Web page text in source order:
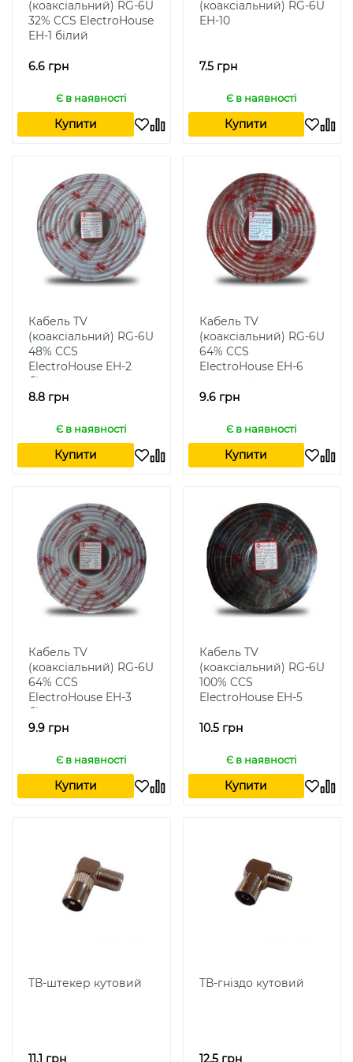
(коаксіальний) RG-6U
32% CCS ElectroHouse
EH-1 білий
6.6 грн
Є в наявності
Купити
(коаксіальний) RG-6U
EH-10
7.5 грн
Є в наявності
Купити
Кабель TV
(коаксіальний) RG-6U
48% CCS
ElectroHouse EH-2
білий
8.8 грн
Є в наявності
Купити
Кабель TV
(коаксіальний) RG-6U
64% CCS
ElectroHouse EH-6
прозорий
9.6 грн
Є в наявності
Купити
Кабель TV
(коаксіальний) RG-6U
64% CCS
ElectroHouse EH-3
білий
9.9 грн
Є в наявності
Купити
Кабель TV
(коаксіальний) RG-6U
100% CCS
ElectroHouse EH-5
чорний
10.5 грн
Є в наявності
Купити
ТВ-штекер кутовий
11.1 грн
ТВ-гніздо кутовий
12.5 грн